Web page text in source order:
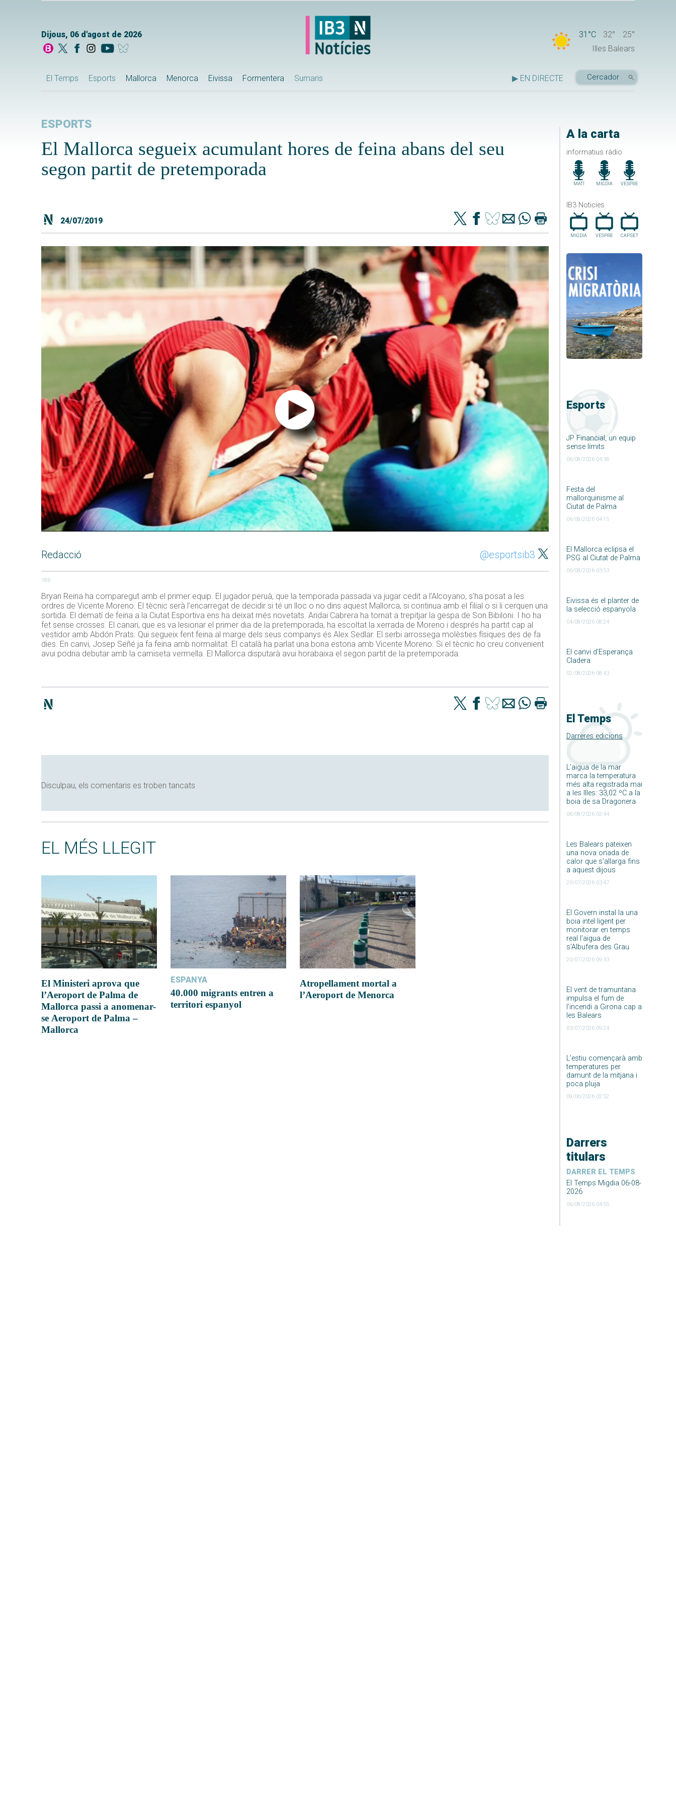
Dijous, 06 d'agost de 2026 31°C 32°
25°
Illes Balears
El Temps Esports Mallorca Menorca Eivissa Formentera Sumaris ▶ EN DIRECTE
A la carta
informatius ràdio
MATÍ MIGDIA VESPRE
IB3 Noticies
MIGDIA VESPRE CAP.SET
Esports
JP Financial, un equip
sense límits
06/08/2026 04:36
Festa del
mallorquinisme al
Ciutat de Palma
06/08/2026 04:15
El Mallorca eclipsa el
PSG al Ciutat de Palma
06/08/2026 03:53
Eivissa és el planter de
la selecció espanyola
04/08/2026 08:24
El canvi d’Esperança
Cladera
02/08/2026 08:43
El Temps
Darreres edicions
L’aigua de la mar
marca la temperatura
més alta registrada mai
a les Illes: 33,02 ºC a la
boia de sa Dragonera
06/08/2026 02:44
Les Balears pateixen
una nova onada de
calor que s’allarga fins
a aquest dijous
20/07/2026 03:47
El Govern instal·la una
boia intel·ligent per
monitorar en temps
real l’aigua de
s’Albufera des Grau
20/07/2026 09:33
El vent de tramuntana
impulsa el fum de
l’incendi a Girona cap a
les Balears
03/07/2026 09:24
L’estiu començarà amb
temperatures per
damunt de la mitjana i
poca pluja
09/06/2026 02:52
Darrers
titulars
DARRER EL TEMPS
El Temps Migdia 06-08-
2026
06/08/2026 04:55
ESPORTS
El Mallorca segueix acumulant hores de feina abans del seu
segon partit de pretemporada
24/07/2019
Redacció @esportsib3
186
Bryan Reina ha comparegut amb el primer equip. El jugador peruà, que la temporada passada va jugar cedit a l’Alcoyano, s’ha posat a les
ordres de Vicente Moreno. El tècnic serà l’encarregat de decidir si té un lloc o no dins aquest Mallorca, si continua amb el filial o si li cerquen una
sortida. El dematí de feina a la Ciutat Esportiva ens ha deixat més novetats. Aridai Cabrera ha tornat a trepitjar la gespa de Son Bibiloni. I ho ha
fet sense crosses. El canari, que es va lesionar el primer dia de la pretemporada, ha escoltat la xerrada de Moreno i després ha partit cap al
vestidor amb Abdón Prats. Qui segueix fent feina al marge dels seus companys és Alex Sedlar. El serbi arrossega molèsties físiques des de fa
dies. En canvi, Josep Señé ja fa feina amb normalitat. El català ha parlat una bona estona amb Vicente Moreno. Si el tècnic ho creu convenient
avui podria debutar amb la camiseta vermella. El Mallorca disputarà avui horabaixa el segon partit de la pretemporada.
Disculpau, els comentaris es troben tancats
EL MÉS LLEGIT
El Ministeri aprova que
l’Aeroport de Palma de
Mallorca passi a anomenar-
se Aeroport de Palma –
Mallorca
ESPANYA
40.000 migrants entren a
territori espanyol
Atropellament mortal a
l’Aeroport de Menorca